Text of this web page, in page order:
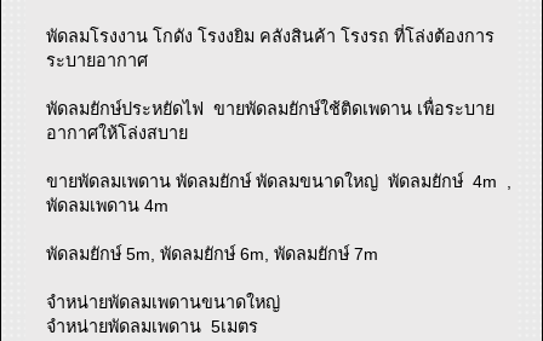
พัดลมโรงงาน โกดัง โรงงยิม คลังสินค้า โรงรถ ที่โล่งต้องการ
ระบายอากาศ
พัดลมยักษ์ประหยัดไฟ ขายพัดลมยักษ์ใช้ติดเพดาน เพื่อระบาย
อากาศให้โล่งสบาย
ขายพัดลมเพดาน พัดลมยักษ์ พัดลมขนาดใหญ่ พัดลมยักษ์ 4m ,
พัดลมเพดาน 4m
พัดลมยักษ์ 5m, พัดลมยักษ์ 6m, พัดลมยักษ์ 7m
จำหน่ายพัดลมเพดานขนาดใหญ่
จำหน่ายพัดลมเพดาน 5เมตร